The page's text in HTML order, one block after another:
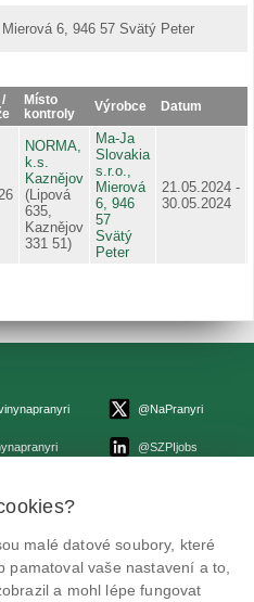
6, 946 57 Svätý Peter
/
Místo
kontroly
Výrobce Datum
NORMA,
k.s.
Kaznějov
(Lipová
635,
Kaznějov
331 51)
Ma-Ja
Slovakia
s.r.o.,
Mierová
6, 946
57
Svätý
Peter
21.05.2024 -
30.05.2024
@NaPranyri
@SZPIjobs
2026
cookies
malé datové soubory, které
pamatoval vaše nastavení a to,
a mohl lépe fungovat